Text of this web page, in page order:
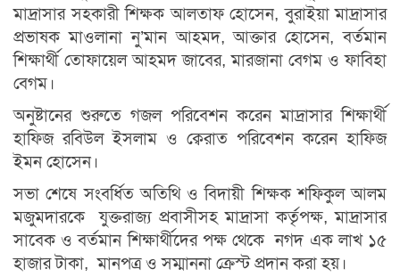
মাদ্রাসার সহকারী শিক্ষক আলতাফ হোসেন, বুরাইয়া মাদ্রাসার
প্রভাষক মাওলানা নু’মান আহমদ, আক্তার হোসেন, বর্তমান
শিক্ষার্থী তোফায়েল আহমদ জাবের, মারজানা বেগম ও ফাবিহা
বেগম।
অনুষ্টানের শুরুতে গজল পরিবেশন করেন মাদ্রাসার শিক্ষার্থী
হাফিজ রবিউল ইসলাম ও ক্বেরাত পরিবেশন করেন হাফিজ
ইমন হোসেন।
সভা শেষে সংবর্ধিত অতিথি ও বিদায়ী শিক্ষক শফিকুল আলম
মজুমদারকে যুক্তরাজ্য প্রবাসীসহ মাদ্রাসা কর্তৃপক্ষ, মাদ্রাসার
সাবেক ও বর্তমান শিক্ষার্থীদের পক্ষ থেকে নগদ এক লাখ ১৫
হাজার টাকা, মানপত্র ও সম্মাননা ক্রেস্ট প্রদান করা হয়।